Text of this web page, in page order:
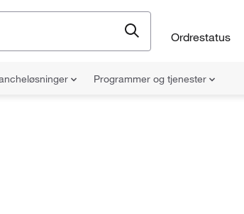
Ordrestatus
Programmer og tjenester